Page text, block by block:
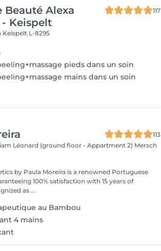
Beauté Alexa
Keispelt
117
Keispelt L-8295
pieds dans un soin
mains dans un soin
113
Léonard (ground floor - Appartment 2) Mersch
by Paula Moreira is a renowned Portuguese
100% satisfaction with 15 years of
as ...
au Bambou
4 mains